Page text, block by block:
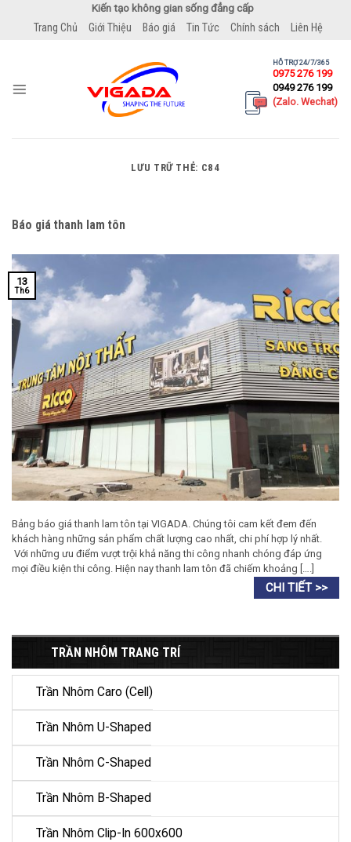
Kiến tạo không gian sống đẳng cấp
Trang Chủ Giới Thiệu Báo giá Tin Tức Chính sách Liên Hệ
HỖ TRỢ 24/7/365
0975 276 199
0949 276 199
(Zalo. Wechat)
LƯU TRỮ THẺ: C84
Báo giá thanh lam tôn
13
Th6
Bảng báo giá thanh lam tôn tại VIGADA. Chúng tôi cam kết đem đến
khách hàng những sản phẩm chất lượng cao nhất, chi phí hợp lý nhất.
Với những ưu điểm vượt trội khả năng thi công nhanh chóng đáp ứng
mọi điều kiện thi công. Hiện nay thanh lam tôn đã chiếm khoảng [….]
TRẦN NHÔM TRANG TRÍ
Trần Nhôm Caro (Cell)
Trần Nhôm U-Shaped
Trần Nhôm C-Shaped
Trần Nhôm B-Shaped
Trần Nhôm Clip-In 600x600